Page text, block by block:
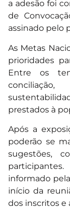
a adesão foi
de
assinado pelo
As Metas
prioridades
Entre os
prestados à
Após a
poderão se
sugestões,
informado
início da
dos inscritos e